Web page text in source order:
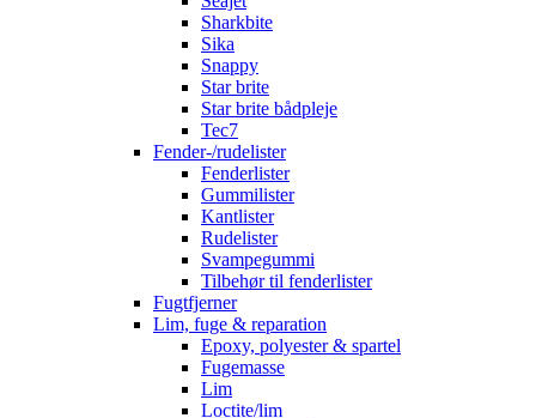
Sharkbite
Sika
Snappy
Star brite
Star brite bådpleje
Tec7
Fender-/rudelister
Fenderlister
Gummilister
Kantlister
Rudelister
Svampegummi
Tilbehør til fenderlister
Fugtfjerner
Lim, fuge & reparation
Epoxy, polyester & spartel
Fugemasse
Lim
Loctite/lim